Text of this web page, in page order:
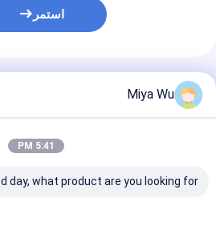
استمر
المنتجات الموصى بها
Miya Wu
5:41 PM
day, what product are you looking for?